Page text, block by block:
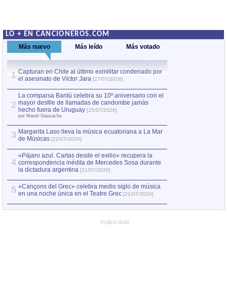
LO + EN CANCIONEROS.COM
Más nuevo Más leído Más votado
1 Capturan en Chile al último exmilitar condenado por
el asesinato de Víctor Jara [27/07/2026]
2
La comparsa Bantú celebra su 10º aniversario con el
mayor desfile de llamadas de candombe jamás
hecho fuera de Uruguay [25/07/2026]
por Manel Gausachs
3 Margarita Laso lleva la música ecuatoriana a La Mar
de Músicas [22/07/2026]
4
«Pájaro azul. Cartas desde el exilio» recupera la
correspondencia inédita de Mercedes Sosa durante
la dictadura argentina [21/07/2026]
5 «Cançons del Grec» celebra medio siglo de música
en una noche única en el Teatre Grec [21/07/2026]
PUBLICIDAD